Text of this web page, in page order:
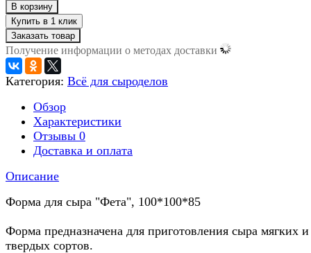
В корзину
Заказать товар
Получение информации о методах доставки
Категория: Всё для сыроделов
Обзор
Характеристики
Отзывы 0
Доставка и оплата
Описание
Форма для сыра "Фета", 100*100*85
Форма предназначена для приготовления сыра мягких и
твердых сортов.